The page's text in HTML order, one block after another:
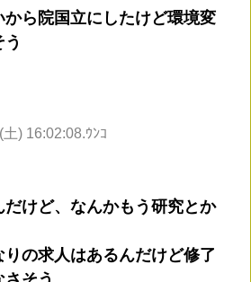
ら院国立にしたけど環境変
) 16:02:08.ｳﾝｺ
だけど、なんかもう研究とか
の求人はあるんだけど修了